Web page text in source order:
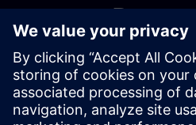
Зв'яжіться